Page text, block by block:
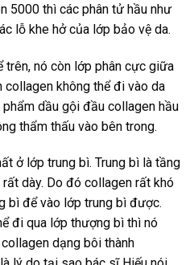
5000 thì các phân tử hầu như
lỗ khe hở của lớp bảo vệ da.
trên, nó còn lớp phân cực giữa
collagen không thể đi vào da
dầu gội đầu collagen hầu
thẩm thấu vào bên trong.
ở lớp trung bì. Trung bì là tầng
dày. Do đó collagen rất khó
bì để vào lớp trung bì được.
đi qua lớp thượng bì thì nó
dạng bôi thành